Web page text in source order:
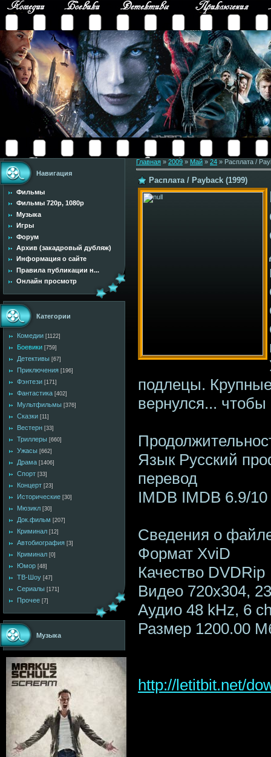
Навигация
Фильмы
Фильмы 720p, 1080p
Музыка
Игры
Форум
Архив (закадровый дубляж)
Информация о сайте
Правила публикации н...
Онлайн просмотр
Категории
Комедии [1122]
Боевики [759]
Детективы [67]
Приключения [196]
Фэнтези [171]
Фантастика [402]
Мультфильмы [376]
Сказки [11]
Вестерн [33]
Триллеры [660]
Ужасы [662]
Драма [1406]
Спорт [33]
Концерт [23]
Исторические [30]
Мюзикл [30]
Док.фильм [207]
Криминал [12]
Автобиография [3]
Криминал [0]
Юмор [48]
ТВ-Шоу [47]
Сериалы [171]
Прочее [7]
Музыка
Главная » 2009 » Май » 24 » Расплата /
Расплата / Payback (1999)
подлецы.
вернулся... чтобы
Язык Русский
перевод
IMDB IMDB 6.9/
Сведения о
Формат XviD
Качество DVDRip
Видео 720x304,
Аудио 48 kHz, 6
Размер 1200.00
http://letitbit.net/